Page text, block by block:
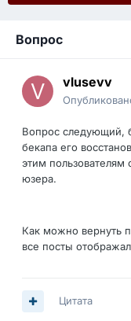
Вопрос
vlusevv
Вопрос следующий,
бекапа его
этим пользователям
юзера.
Как можно вернуть
все посты
Цитата